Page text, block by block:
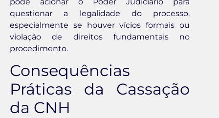
questionar a legalidade do processo,
especialmente se houver vícios formais ou
violação de direitos fundamentais no
procedimento.
Consequências
Práticas da Cassação
da CNH